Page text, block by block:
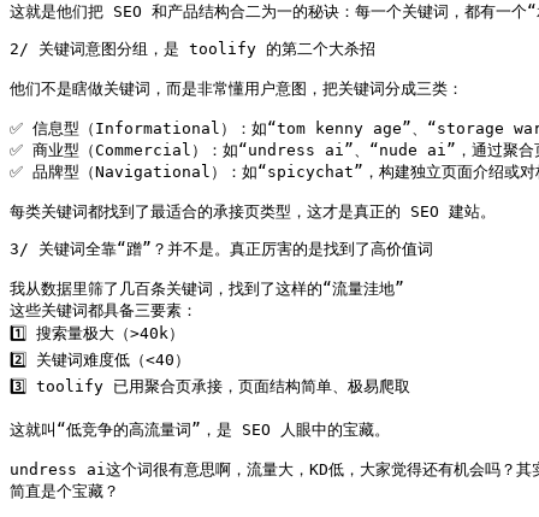
这就是他们把 SEO 和产品结构合二为一的秘诀：每一个关键词，都有一个
2/ 关键词意图分组，是 toolify 的第二个大杀招
他们不是瞎做关键词，而是非常懂用户意图，把关键词分成三类：
✅ 信息型（Informational）：如“tom kenny age”、“storage
✅ 商业型（Commercial）：如“undress ai”、“nude ai”，通过聚合
✅ 品牌型（Navigational）：如“spicychat”，构建独立页面介绍或对
每类关键词都找到了最适合的承接页类型，这才是真正的 SEO 建站。
3/ 关键词全靠“蹭”？并不是。真正厉害的是找到了高价值词
我从数据里筛了几百条关键词，找到了这样的“流量洼地”
这些关键词都具备三要素：
1️⃣ 搜索量极大（>40k）
2️⃣ 关键词难度低（<40）
3️⃣ toolify 已用聚合页承接，页面结构简单、极易爬取
这就叫“低竞争的高流量词”，是 SEO 人眼中的宝藏。
undress ai这个词很有意思啊，流量大，KD低，大家觉得还有机会吗？
简直是个宝藏？